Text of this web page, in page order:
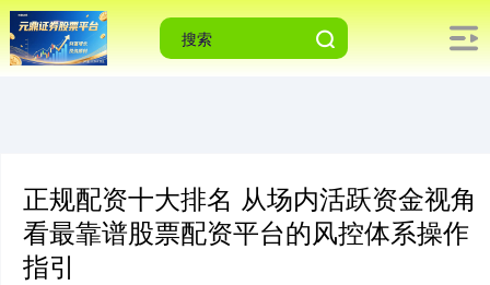
正规配资十大排名 从场内活跃资金视角
看最靠谱股票配资平台的风控体系操作
指引